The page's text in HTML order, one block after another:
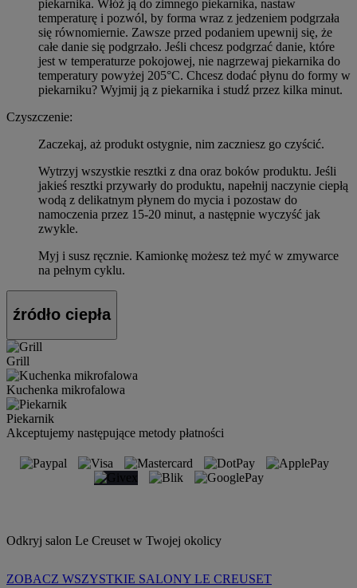
piekarnika. Włóż ją do zimnego piekarnika, nastaw
temperaturę i pozwól, by forma wraz z jedzeniem podgrzała
się równomiernie. Zawsze przed podaniem upewnij się, że
całe danie się podgrzało. Jeśli chcesz podgrzać danie, które
jest w temperaturze pokojowej, nie nagrzewaj piekarnika do
temperatury powyżej 205°C. Chcesz dodać płynu do formy w
piekarniku? Wyjmij ją z piekarnika i studź przez kilka minut.
Czyszczenie:
Zaczekaj, aż produkt ostygnie, nim zaczniesz go czyścić.
Wytrzyj wszystkie resztki z dna oraz boków produktu. Jeśli
jakieś resztki przywarły do produktu, napełnij naczynie ciepłą
wodą z delikatnym płynem do mycia i pozostaw do
namoczenia przez 15-20 minut, a następnie wyczyść jak
zwykle.
Myj i susz ręcznie. Kamionkę możesz też myć w zmywarce
na pełnym cyklu.
źródło ciepła
Grill
Kuchenka mikrofalowa
Piekarnik
Akceptujemy następujące metody płatności
Odkryj salon Le Creuset w Twojej okolicy
ZOBACZ WSZYSTKIE SALONY LE CREUSET